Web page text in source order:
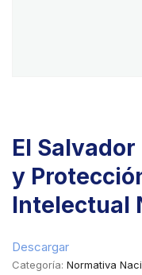
El
y
Intelectual
Descargar
Categoría: Normativa